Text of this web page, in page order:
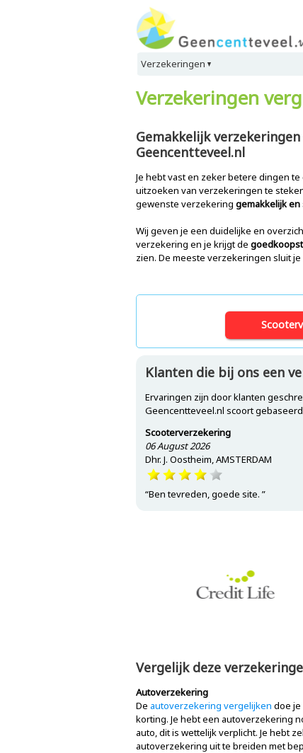
Verzekeringen
Verzekeringen
Gemakkelijk
Geencentteveel.nl
Je hebt vast en zeker betere dingen
uitzoeken van verzekeringen te
gewenste verzekering gemakkelijk
Wij geven je een duidelijke en
verzekering en je krijgt de
zien. De meeste verzekeringen sluit
Klanten die bij ons een
Ervaringen zijn door klanten
Geencentteveel.nl scoort
Scooterverzekering
06 August 2026
Dhr. J. Oostheim, AMSTERDAM
“Ben tevreden, goede site. ”
Vergelijk deze
Autoverzekering
De autoverzekering vergelijken doe je
korting. Je hebt een autoverzekering
auto, dit is wettelijk verplicht. Je hebt
autoverzekering uit te breiden met